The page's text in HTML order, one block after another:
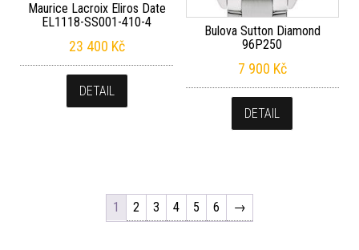
Maurice Lacroix Eliros Date
EL1118-SS001-410-4
23 400 Kč
DETAIL
Bulova Sutton Diamond
96P250
7 900 Kč
DETAIL
1 2 3 4 5 6 →